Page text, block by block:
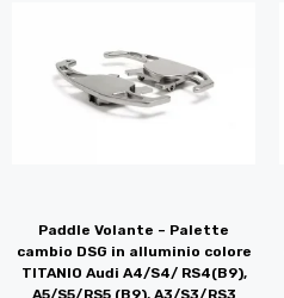
Paddle Volante – Palette
cambio DSG in alluminio colore
TITANIO Audi A4/S4/ RS4(B9),
A5/S5/RS5 (B9), A3/S3/RS3